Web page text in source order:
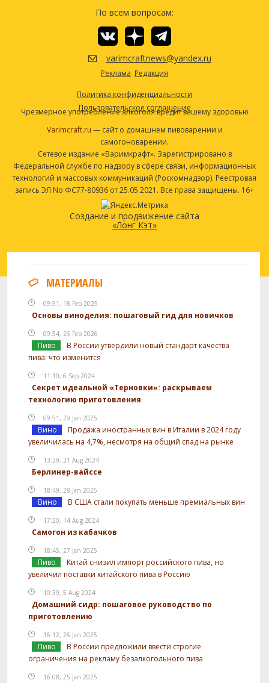
По всем вопросам:
varimcraftnews@yandex.ru
Реклама Редакция
Политика конфиденциальности
Пользовательское соглашение
Чрезмерное употребление алкоголя вредит вашему здоровью
Varimcraft.ru — сайт о домашнем пивоварении и
самогоноварении.
Сетевое издание «Варимкрафт». Зарегистрировано в
Федеральной службе по надзору в сфере связи, информационных
технологий и массовых коммуникаций (Роскомнадзор). Реестровая
запись ЭЛ No ФС77-80936 от 25.05.2021. Все права защищены. 16+
Создание и продвижение сайта
«Лонг Кэт»
МАТЕРИАЛЫ
09:51, 18 Feb 2025
Основы виноделия: пошаговый гид для новичков
09:54, 26 Feb 2026
Пиво
В России утвердили новый стандарт качества
пива: что изменится
11:10, 6 Sep 2024
Секрет идеальной «Терновки»: раскрываем
технологию приготовления
09:51, 29 Jan 2025
Вино
Продажа иностранных вин в Италии в 2024 году
увеличилась на 4,7%, несмотря на общий спад на рынке
13:29, 21 Aug 2024
Берлинер-вайссе
18:49, 28 Jan 2025
Вино В США стали покупать меньше премиальных вин
17:20, 14 Aug 2024
Самогон из кабачков
18:45, 27 Jan 2025
Пиво
Китай снизил импорт российского пива, но
увеличил поставки китайского пива в Россию
10:39, 5 Aug 2024
Домашний сидр: пошаговое руководство по
приготовлению
16:12, 26 Jan 2025
Пиво
В России предложили ввести строгие
ограничения на рекламу безалкогольного пива
16:08, 25 Jan 2025